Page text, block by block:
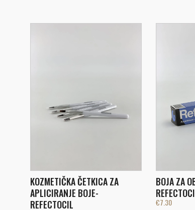
KOZMETIČKA ČETKICA ZA
APLICIRANJE BOJE-
REFECTOCIL
BOJA ZA
€7.30